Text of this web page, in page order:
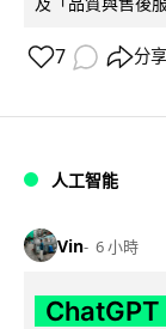
7 分享
人工智能
Vin 6 小時
ChatGPT